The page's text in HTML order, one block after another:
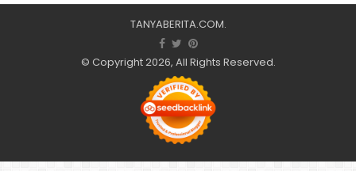
TANYABERITA.COM.
© Copyright 2026, All Rights Reserved.